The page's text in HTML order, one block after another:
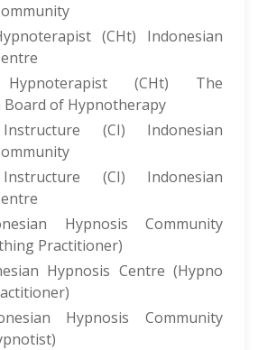
(CHt) Indonesian
Hypnoterapist (CHt) The
Board of Hypnotherapy
(CI) Indonesian
(CI) Indonesian
Hypnosis Community
Practitioner)
Hypnosis Centre (Hypno
Hypnosis Community